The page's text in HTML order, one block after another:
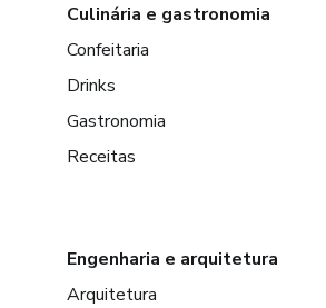
Culinária e gastronomia
Confeitaria
Drinks
Gastronomia
Receitas
Engenharia e arquitetura
Arquitetura